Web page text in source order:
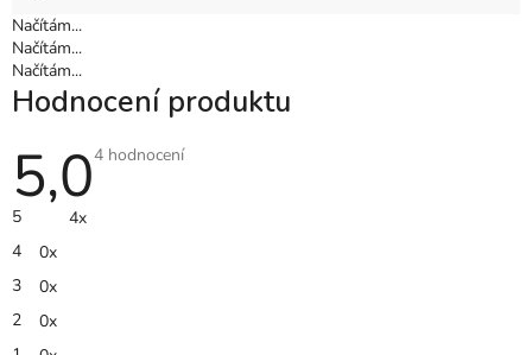
Načítám...
Načítám...
Načítám...
Hodnocení produktu
5,0Průměrné
4 hodnocení
5
4x
4
0x
3
0x
2
0x